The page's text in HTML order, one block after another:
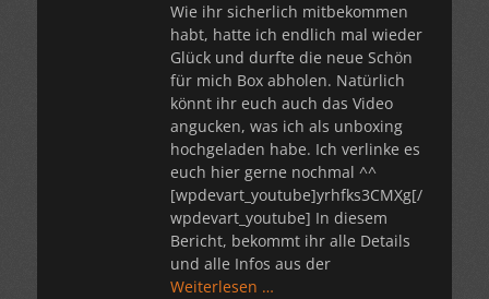
Wie ihr sicherlich mitbekommen
habt, hatte ich endlich mal wieder
Glück und durfte die neue Schön
für mich Box abholen. Natürlich
könnt ihr euch auch das Video
angucken, was ich als unboxing
hochgeladen habe. Ich verlinke es
euch hier gerne nochmal ^^
[wpdevart_youtube]yrhfks3CMXg[/
wpdevart_youtube] In diesem
Bericht, bekommt ihr alle Details
und alle Infos aus der
Weiterlesen …